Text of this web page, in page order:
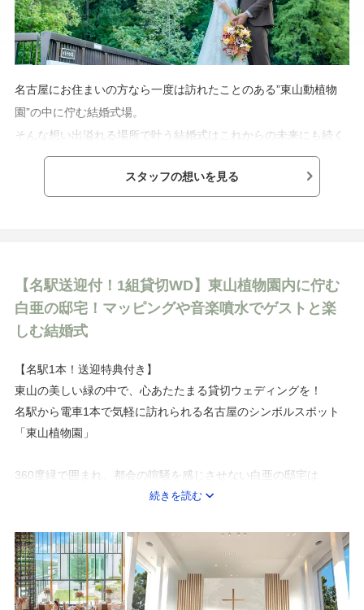
名古屋にお住まいの方なら一度は訪れたことのある”東山動植物
園”の中に佇む結婚式場。
そんな想い出溢れる場所で叶う結婚式はこれからの未来にも続く
想い出となることでしょう。
非日常的なお時間をお過ごしいただきながら
皆様との距離感も大切にしたお時間をお過ごしください。
スタッフの想いを見る
【名駅送迎付！1組貸切WD】東山植物園内に佇む
白亜の邸宅！マッピングや音楽噴水でゲストと楽
しむ結婚式
【名駅1本！送迎特典付き】
東山の美しい緑の中で、心あたたまる貸切ウェディングを！
名駅から電車1本で気軽に訪れられる名古屋のシンボルスポット
「東山植物園」
360度緑で囲まれ、都会の喧騒を感じさせない白亜の邸宅は
自然光が降り注ぐチャペルや、音楽噴水・マッピングなどの演
美食フレンチでゲストをおもてなしを！
<おすすめポイント>
1. 緑と光に包まれるチャペル＆ガーデンで誓う！
続きを読む